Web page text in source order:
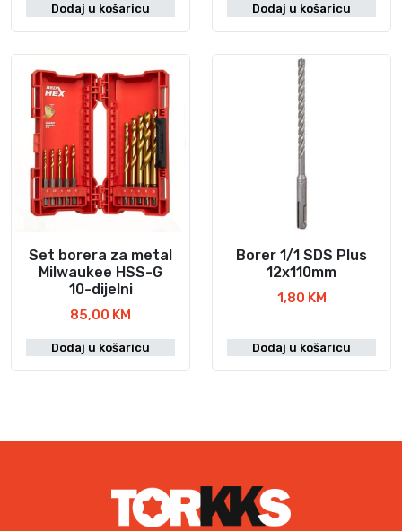
Dodaj u košaricu Dodaj u košaricu
Set borera za metal
Milwaukee HSS-G
10-dijelni
85,00 KM
Dodaj u košaricu
Borer 1/1 SDS Plus
12x110mm
1,80 KM
Dodaj u košaricu